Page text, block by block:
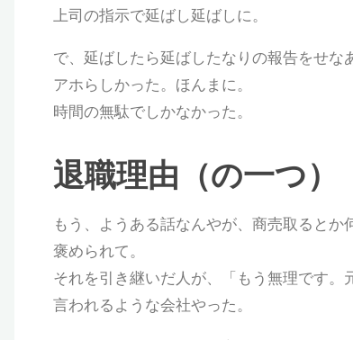
上司の指示で延ばし延ばしに。
で、延ばしたら延ばしたなりの報告をせな
アホらしかった。ほんまに。
時間の無駄でしかなかった。
退職理由（の一つ）
もう、ようある話なんやが、商売取ると
褒められて。
それを引き継いだ人が、「もう無理です
言われるような会社やった。